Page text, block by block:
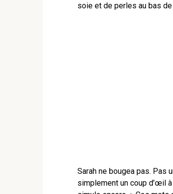
soie et de perles au bas
Sarah ne bougea pas. Pas
simplement un coup d’œil